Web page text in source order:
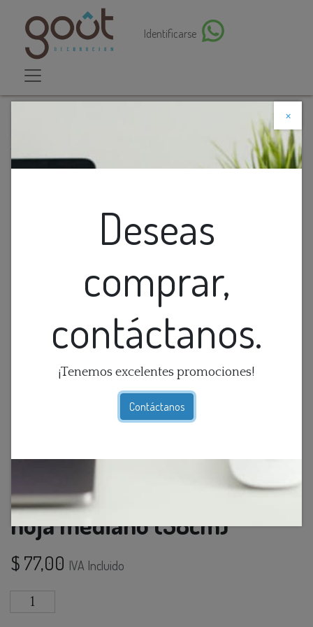
Identificarse
×
Deseas
comprar,
contáctanos.
¡Tenemos excelentes promociones!
Contáctanos
Descuento web
Charol de metal en forma de hoja mediano (38cm)
Charol de metal en forma de
hoja mediano (38cm)
$ 77,00 IVA Incluido